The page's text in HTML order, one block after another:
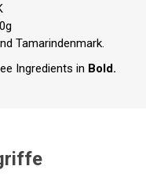
Tamarindenmark.
Ingredients in Bold.